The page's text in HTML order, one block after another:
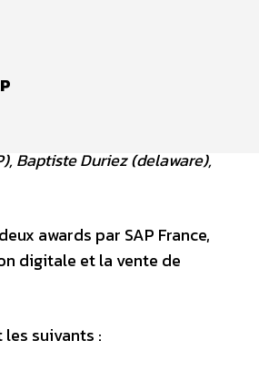
Baptiste Duriez (delaware),
awards par SAP France,
digitale et la vente de
suivants :